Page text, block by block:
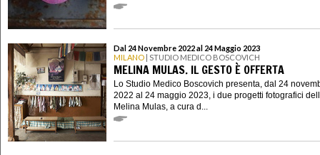
Dal 24 Novembre 2022 al 24 Maggio 2023
MILANO | STUDIO MEDICO BOSCOVICH
MELINA MULAS. IL GESTO È OFFERTA
Lo Studio Medico Boscovich presenta, dal 24
2022 al 24 maggio 2023, i due progetti fotografici
Melina Mulas, a cura d...